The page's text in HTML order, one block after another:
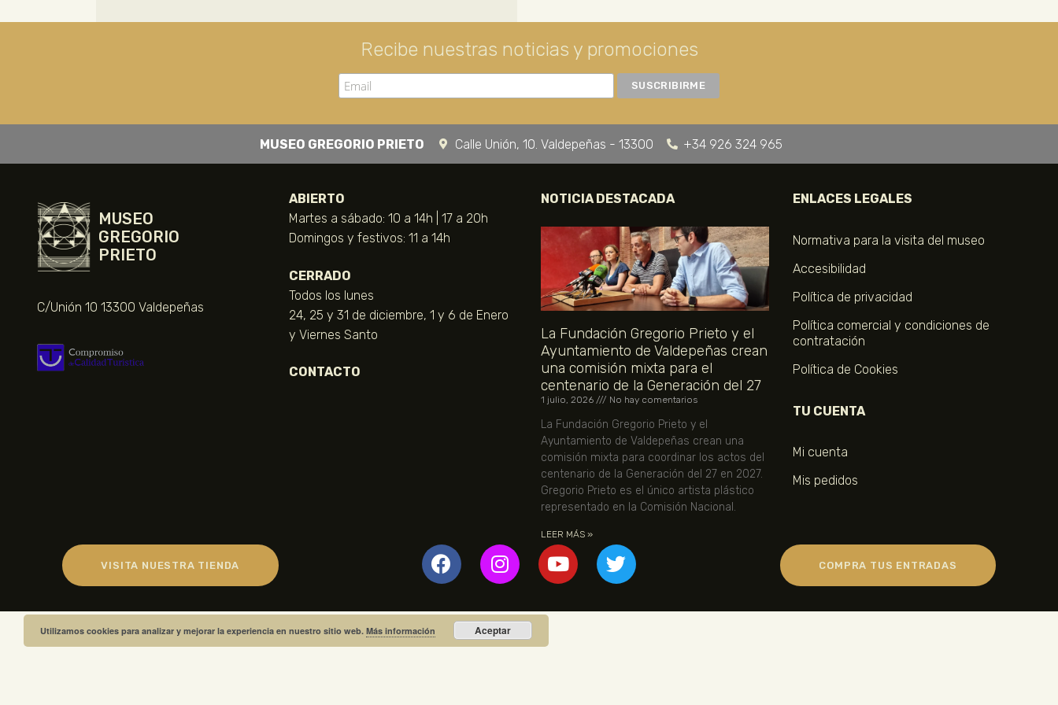
Recibe nuestras noticias y promociones
MUSEO GREGORIO PRIETO Calle Unión, 10. Valdepeñas - 13300 +34 926 324 965
MUSEO
GREGORIO
PRIETO
C/Unión 10 13300 Valdepeñas
ABIERTO
Martes a sábado: 10 a 14h | 17 a 20h
Domingos y festivos: 11 a 14h
CERRADO
Todos los lunes
24, 25 y 31 de diciembre, 1 y 6 de Enero
y Viernes Santo
CONTACTO
NOTICIA DESTACADA
La Fundación Gregorio Prieto y el
Ayuntamiento de Valdepeñas crean
una comisión mixta para el
centenario de la Generación del 27
1 julio, 2026 No hay comentarios
La Fundación Gregorio Prieto y el
Ayuntamiento de Valdepeñas crean una
comisión mixta para coordinar los actos del
centenario de la Generación del 27 en 2027.
Gregorio Prieto es el único artista plástico
representado en la Comisión Nacional.
LEER MÁS »
ENLACES LEGALES
Normativa para la visita del museo
Accesibilidad
Política de privacidad
Política comercial y condiciones de
contratación
Política de Cookies
TU CUENTA
Mi cuenta
Mis pedidos
VISITA NUESTRA TIENDA COMPRA TUS ENTRADAS
Utilizamos cookies para analizar y mejorar la experiencia en nuestro sitio web. Más información Aceptar